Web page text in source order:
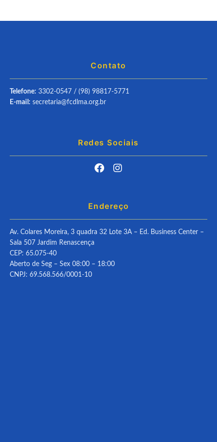
Contato
Telefone: 3302-0547 / (98) 98817-5771
E-mail: secretaria@fcdlma.org.br
Redes Sociais
Endereço
Av. Colares Moreira, 3 quadra 32 Lote 3A – Ed. Business Center –
Sala 507 Jardim Renascença
CEP: 65.075-40
Aberto de Seg – Sex 08:00 – 18:00
CNPJ: 69.568.566/0001-10